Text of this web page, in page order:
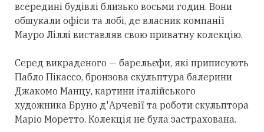
всередині будівлі близько восьми годин. Вони
обшукали офіси та лобі, де власник компанії
Мауро Ліллі виставляв свою приватну колекцію.
Серед викраденого — барельєфи, які приписують
Пабло Пікассо, бронзова скульптура балерини
Джакомо Манцу, картини італійського
художника Бруно д'Арчевії та роботи скульптора
Маріо Моретто. Колекція не була застрахована.